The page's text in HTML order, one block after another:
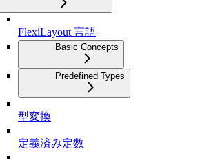
FlexiLayout 言語
Basic Concepts
Predefined Types
型変換
定義済み定数